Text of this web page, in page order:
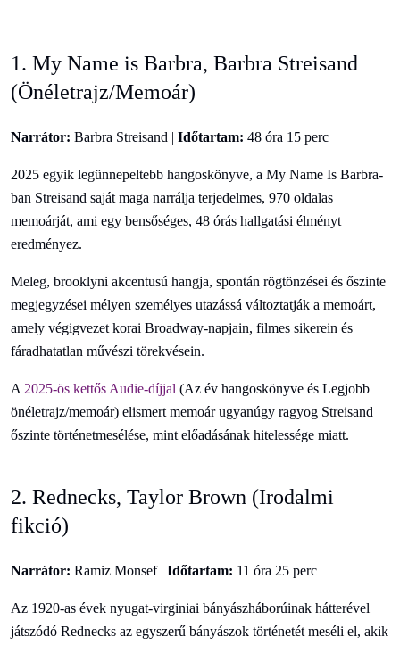
1. My Name is Barbra, Barbra Streisand
(Önéletrajz/Memoár)
Narrátor: Barbra Streisand | Időtartam: 48 óra 15 perc
2025 egyik legünnepeltebb hangoskönyve, a My Name Is Barbra-
ban Streisand saját maga narrálja terjedelmes, 970 oldalas
memoárját, ami egy bensőséges, 48 órás hallgatási élményt
eredményez.
Meleg, brooklyni akcentusú hangja, spontán rögtönzései és őszinte
megjegyzései mélyen személyes utazássá változtatják a memoárt,
amely végigvezet korai Broadway-napjain, filmes sikerein és
fáradhatatlan művészi törekvésein.
A2025-ös kettős Audie-díjjal (Az év hangoskönyve és Legjobb
önéletrajz/memoár) elismert memoár ugyanúgy ragyog Streisand
őszinte történetmesélése, mint előadásának hitelessége miatt.
2. Rednecks, Taylor Brown (Irodalmi
fikció)
Narrátor: Ramiz Monsef | Időtartam: 11 óra 25 perc
Az 1920-as évek nyugat-virginiai bányászháborúinak hátterével
játszódó Rednecks az egyszerű bányászok történetét meséli el, akik